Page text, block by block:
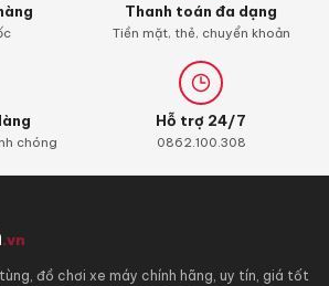
Thanh toán đa dạng
Tiền mặt, thẻ, chuyển khoản
chóng
Hỗ trợ 24/7
0862.100.308
.vn
đồ chơi xe máy chính hãng, uy tín, giá tốt